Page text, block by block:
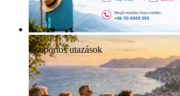
Csoportos utazások